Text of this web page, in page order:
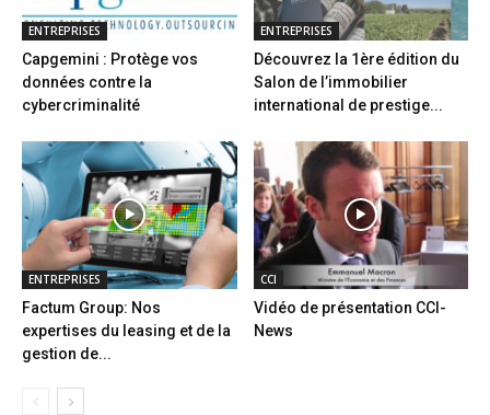
ENTREPRISES
Capgemini : Protège vos
données contre la
cybercriminalité
ENTREPRISES
Découvrez la 1ère édition du
Salon de l’immobilier
international de prestige...
ENTREPRISES
Factum Group: Nos
expertises du leasing et de la
gestion de...
CCI
Vidéo de présentation CCI-
News